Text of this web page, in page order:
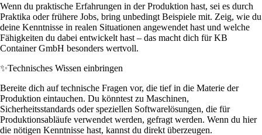
Wenn du praktische Erfahrungen in der Produktion hast, sei es durch
Praktika oder frühere Jobs, bring unbedingt Beispiele mit. Zeig, wie du
deine Kenntnisse in realen Situationen angewendet hast und welche
Fähigkeiten du dabei entwickelt hast – das macht dich für KB
Container GmbH besonders wertvoll.
✨Technisches Wissen einbringen
Bereite dich auf technische Fragen vor, die tief in die Materie der
Produktion eintauchen. Du könntest zu Maschinen,
Sicherheitsstandards oder speziellen Softwarelösungen, die für
Produktionsabläufe verwendet werden, gefragt werden. Wenn du hier
die nötigen Kenntnisse hast, kannst du direkt überzeugen.